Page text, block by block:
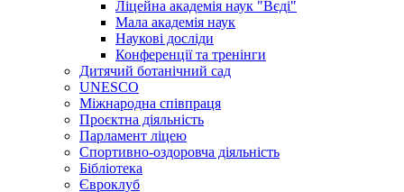
Ліцейна академія наук "Вєді"
Мала академія наук
Наукові досліди
Конференції та тренінги
Дитячий ботанічний сад
UNESCO
Міжнародна співпраця
Проєктна діяльність
Парламент ліцею
Спортивно-оздоровча діяльність
Бібліотека
Євроклуб